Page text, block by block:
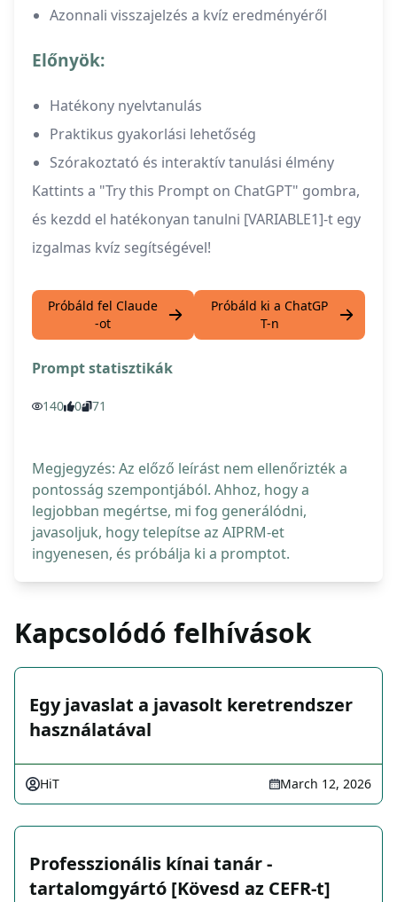
Azonnali visszajelzés a kvíz eredményéről
Előnyök:
Hatékony nyelvtanulás
Praktikus gyakorlási lehetőség
Szórakoztató és interaktív tanulási élmény
Kattints a "Try this Prompt on ChatGPT" gombra,
és kezdd el hatékonyan tanulni [VARIABLE1]-t egy
izgalmas kvíz segítségével!
Próbáld fel Claude
-ot
Próbáld ki a ChatGP
T-n
Prompt statisztikák
140 0 71
Megjegyzés: Az előző leírást nem ellenőrizték a
pontosság szempontjából. Ahhoz, hogy a
legjobban megértse, mi fog generálódni,
javasoljuk, hogy telepítse az AIPRM-et
ingyenesen, és próbálja ki a promptot.
Kapcsolódó felhívások
Egy javaslat a javasolt keretrendszer
használatával
HiT March 12, 2026
Professzionális kínai tanár -
tartalomgyártó [Kövesd az CEFR-t]